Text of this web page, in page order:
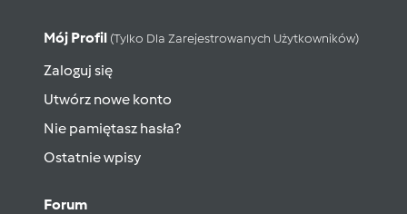
Mój Profil (tylko Dla Zarejestrowanych Użytkowników)
Zaloguj się
Utwórz nowe konto
Nie pamiętasz hasła?
Ostatnie wpisy
Forum